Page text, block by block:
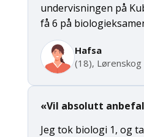
undervisningen på
få 6 på
Hafsa
(18), Lørenskog
«Vil absolutt
Jeg tok biologi 1, og